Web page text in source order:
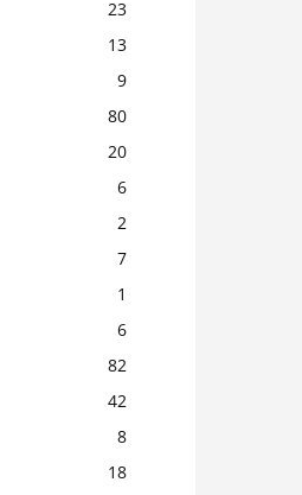
23
13
9
80
20
6
2
7
1
6
82
42
8
18